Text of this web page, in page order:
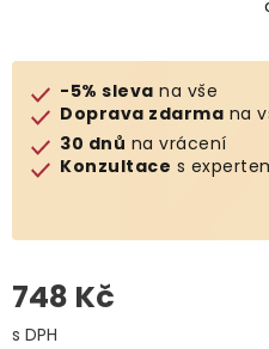
O nás
Kontakty
-5% sleva na vše
Doprava zdarma na
30 dnů na vrácení
Konzultace s
748 Kč